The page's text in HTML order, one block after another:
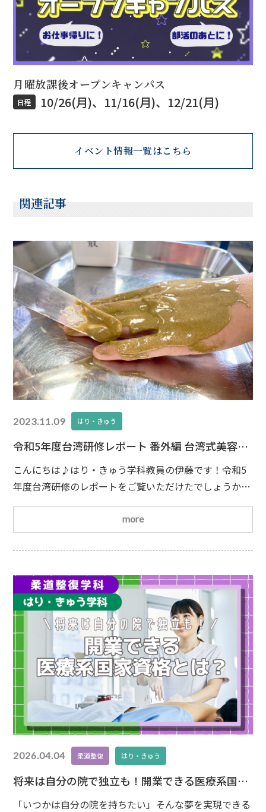
月曜放課後オープンキャンパス
日程 10/26(月)、11/16(月)、12/21(月)
イベント情報一覧はこちら
関連記事
2023.11.09 はり・きゅう
令和5年度台湾研修レポート 番外編 台湾式美容パ
ック！
こんにちは♪はり・きゅう学科教員の伊藤です！令和5
年度台湾研修のレポートをご覧いただけたでしょうか？
まだの方は1日目のレポートから
今回は番外編とし
て研修で学んできた台湾式のスキンケアをご紹介します
台湾では顔パックは美容に良いとされ、昔からあるそ
うです。研修では中薬(漢方)パックの紹介がありまし
名も『美白散』
美白散の効果は、肌の透明感が出て
more
2026.04.04 柔道整復 はり・きゅう
将来は自分の院で独立も！開業できる医療系国家
資格とは？
「いつかは自分の院を持ちたい」そんな夢を実現できる